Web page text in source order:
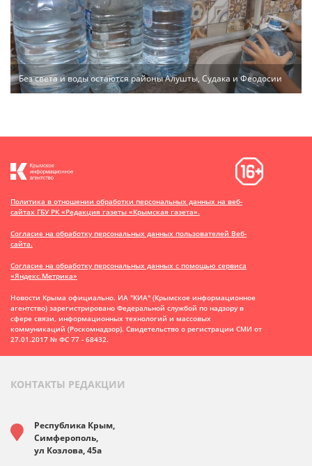
Без света и воды остаются районы Алушты, Судака и Феодосии
Политика в отношении обработки персональных данных на веб-
сайтах ГБУ РК «Редакция газеты «Крымская газета».
Согласие на обработку персональных данных пользователей Веб-
сайта.
Согласие на обработку персональных данных с помощью сервиса
«Яндекс.Метрика»
Новости Крыма официально. ИА "КИА" (Крымское информационное
агентство) зарегистрировано Федеральной службой по надзору в
сфере связи, информационных технологий и массовых
коммуникаций (Роскомнадзор). Свидетельство о регистрации СМИ от
27.01.2017 № ФС 77 - 68432.
КОНТАКТЫ РЕДАКЦИИ
Республика Крым,
Симферополь,
ул Козлова, 45а